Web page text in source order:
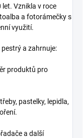
let. Vznikla v roce
a fotorámečky s
využití.
a zahrnuje:
produktů pro
pastelky, lepidla,
a další